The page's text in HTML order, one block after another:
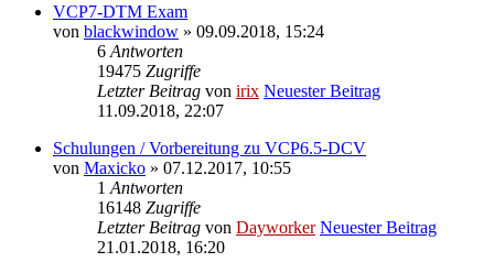
VCP7-DTM Exam
von blackwindow » 09.09.2018, 15:24
6 Antworten
19475 Zugriffe
Letzter Beitrag von irix Neuester Beitrag
11.09.2018, 22:07
Schulungen / Vorbereitung zu VCP6.5-DCV
von Maxicko » 07.12.2017, 10:55
1 Antworten
16148 Zugriffe
Letzter Beitrag von Dayworker Neuester Beitrag
21.01.2018, 16:20